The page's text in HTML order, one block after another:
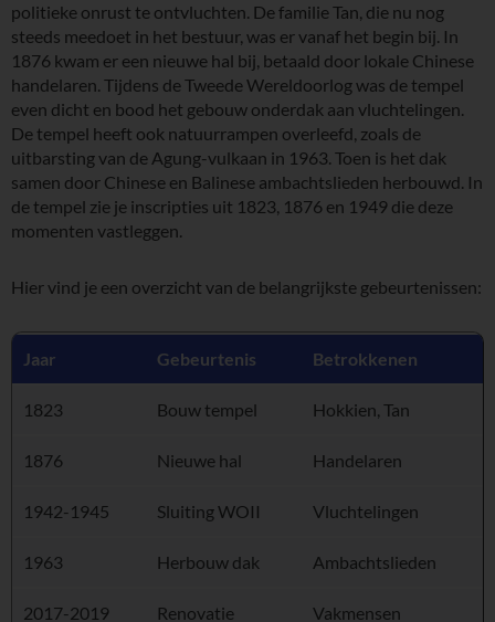
politieke onrust te ontvluchten. De familie Tan, die nu nog
steeds meedoet in het bestuur, was er vanaf het begin bij. In
1876 kwam er een nieuwe hal bij, betaald door lokale Chinese
handelaren. Tijdens de Tweede Wereldoorlog was de tempel
even dicht en bood het gebouw onderdak aan vluchtelingen.
De tempel heeft ook natuurrampen overleefd, zoals de
uitbarsting van de Agung-vulkaan in 1963. Toen is het dak
samen door Chinese en Balinese ambachtslieden herbouwd. In
de tempel zie je inscripties uit 1823, 1876 en 1949 die deze
momenten vastleggen.
Hier vind je een overzicht van de belangrijkste gebeurtenissen:
Jaar Gebeurtenis Betrokkenen
1823 Bouw tempel Hokkien, Tan
1876 Nieuwe hal Handelaren
1942-1945 Sluiting WOII Vluchtelingen
1963 Herbouw dak Ambachtslieden
2017-2019 Renovatie Vakmensen